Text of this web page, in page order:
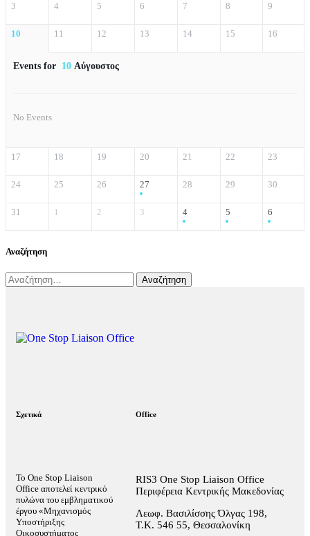
3 4 5 6 7 8 9
10 11 12 13 14 15 16
Events for 10 Αύγουστος
No Events
17 18 19 20 21 22 23
24 25 26 27 28 29 30
31 1 2 3 4 5 6
Αναζήτηση
Σχετικά
Το One Stop Liaison
Office αποτελεί κεντρικό
πυλώνα του εμβληματικού
έργου «Μηχανισμός
Υποστήριξης
Οικοσυστήματος
Office
RIS3 One Stop Liaison Office
Περιφέρεια Κεντρικής Μακεδονίας
Λεωφ. Βασιλίσσης Όλγας 198,
Τ.Κ. 546 55, Θεσσαλονίκη